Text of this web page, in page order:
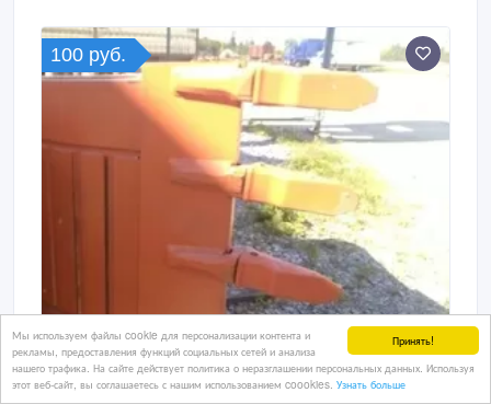
Принять!
Мы используем файлы cookie для персонализации контента и
рекламы, предоставления функций социальных сетей и анализа
нашего трафика. На сайте действует политика о неразглашении персональных данных. Используя
этот веб-сайт, вы соглашаетесь с нашим использованием coookies. Узнать больше
100 руб.